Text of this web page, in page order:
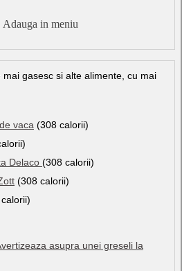
Adauga in meniu
mai gasesc si alte alimente, cu mai
vaca (308 calorii)
Delaco (308 calorii)
(308 calorii)
asupra unei greseli la